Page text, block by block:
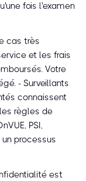
fois l'examen
cas très
et les frais
Votre
- Surveillants
connaissent
règles de
PSI,
un processus
est